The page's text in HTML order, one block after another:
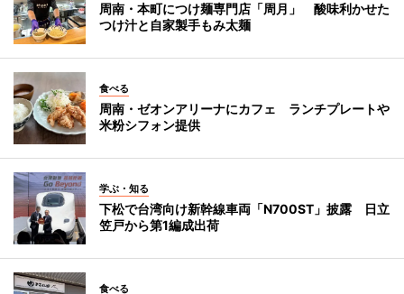
周南・本町につけ麺専門店「周月」 酸味利かせた
つけ汁と自家製手もみ太麺
食べる
周南・ゼオンアリーナにカフェ ランチプレートや
米粉シフォン提供
学ぶ・知る
下松で台湾向け新幹線車両「N700ST」披露 日立
笠戸から第1編成出荷
食べる